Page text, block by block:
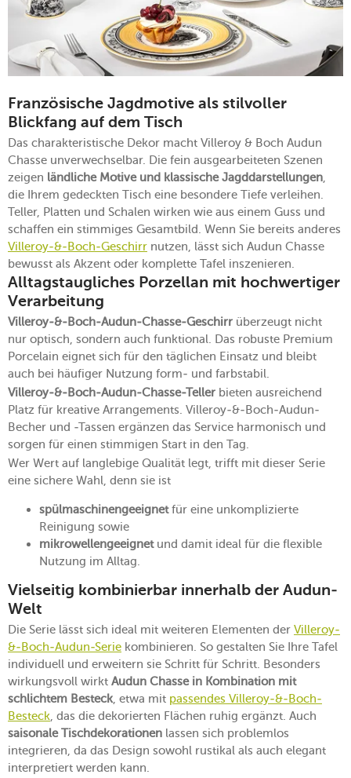
Französische Jagdmotive als stilvoller
Blickfang auf dem Tisch
Das charakteristische Dekor macht Villeroy & Boch Audun
Chasse unverwechselbar. Die fein ausgearbeiteten Szenen
zeigen ländliche Motive und klassische Jagddarstellungen
die Ihrem gedeckten Tisch eine besondere Tiefe verleihen.
Teller, Platten und Schalen wirken wie aus einem Guss und
schaffen ein stimmiges Gesamtbild. Wenn Sie bereits anderes
Villeroy-&-Boch-Geschirr nutzen, lässt sich Audun Chasse
bewusst als Akzent oder komplette Tafel inszenieren.
Alltagstaugliches Porzellan mit hochwertiger
Verarbeitung
Villeroy-&-Boch-Audun-Chasse-Geschirr überzeugt nicht
nur optisch, sondern auch funktional. Das robuste Premium
Porcelain eignet sich für den täglichen Einsatz und bleibt
auch bei häufiger Nutzung form- und farbstabil.
Villeroy-&-Boch-Audun-Chasse-Teller bieten ausreichend
Platz für kreative Arrangements. Villeroy-&-Boch-Audun-
Becher und -Tassen ergänzen das Service harmonisch und
sorgen für einen stimmigen Start in den Tag.
Wer Wert auf langlebige Qualität legt, trifft mit dieser Serie
eine sichere Wahl, denn sie ist
spülmaschinengeeignetfür eine unkomplizierte
Reinigung sowie
mikrowellengeeignetund damit ideal für die flexible
Nutzung im Alltag.
Vielseitig kombinierbar innerhalb der Audun-
Welt
Die Serie lässt sich ideal mit weiteren Elementen der Villeroy-
&-Boch-Audun-Serie kombinieren. So gestalten Sie Ihre Tafel
individuell und erweitern sie Schritt für Schritt. Besonders
wirkungsvoll wirkt Audun Chasse in Kombination mit
schlichtem Besteck , etwa mit passendes Villeroy-&-Boch-
Besteck , das die dekorierten Flächen ruhig ergänzt. Auch
saisonale Tischdekorationen lassen sich problemlos
integrieren, da das Design sowohl rustikal als auch elegant
interpretiert werden kann.